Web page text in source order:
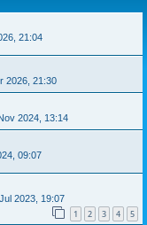
21:04
2026, 21:30
2024, 13:14
09:07
2023, 19:07
1 2 3 4 5